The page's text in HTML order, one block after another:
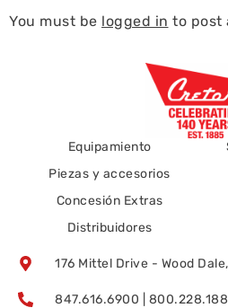
You must be logged in to post
Equipamiento
Piezas y accesorios
Concesión Extras
Distribuidores
176 Mittel Drive - Wood
847.616.6900 |